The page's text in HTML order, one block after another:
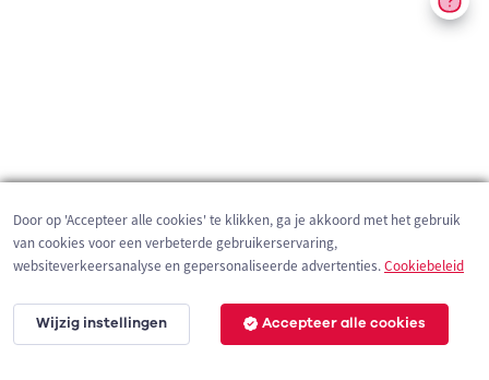
200 m
Door op 'Accepteer alle cookies' te klikken, ga je akkoord met het gebruik
van cookies voor een verbeterde gebruikerservaring,
websiteverkeersanalyse en gepersonaliseerde advertenties.Cookiebeleid
Wijzig instellingen Accepteer alle cookies